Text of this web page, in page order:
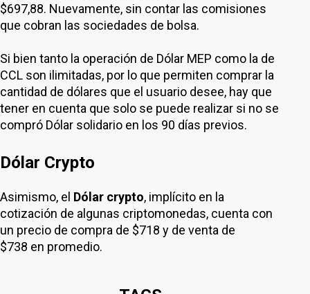
$697,88. Nuevamente, sin contar las comisiones
que cobran las sociedades de bolsa.
Si bien tanto la operación de Dólar MEP como la de
CCL son ilimitadas, por lo que permiten comprar la
cantidad de dólares que el usuario desee, hay que
tener en cuenta que solo se puede realizar si no se
compró Dólar solidario en los 90 días previos.
Dólar Crypto
Asimismo, el Dólar crypto, implícito en la
cotización de algunas criptomonedas, cuenta con
un precio de compra de $718 y de venta de
$738 en promedio.